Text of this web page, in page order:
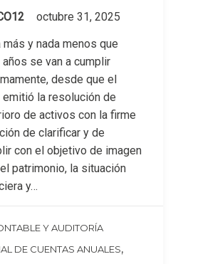
octubre 31, 2025
más y nada menos que
se van a cumplir
desde que el
emitió la resolución de
de activos con la firme
de clarificar y de
con el objetivo de imagen
patrimonio, la situación
y…
Y AUDITORÍA
DE CUENTAS ANUALES,